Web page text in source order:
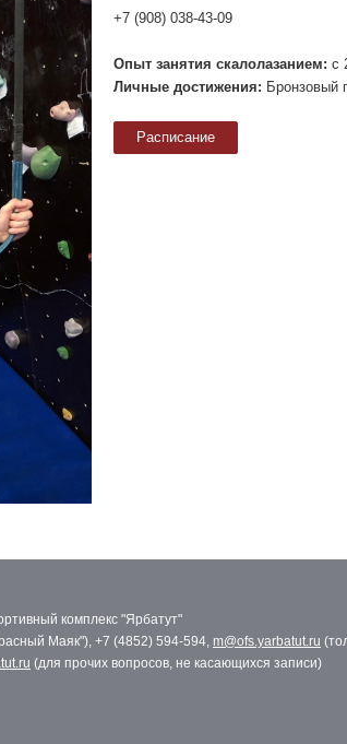
+7 (908) 038-43-09
Опыт занятия скалолазанием: с
Личные достижения: Бронзовый
комплекс "Ярбатут"
Маяк"), +7 (4852) 594-594, m@ofs.yarbatut.ru
(для прочих вопросов, не касающихся записи)